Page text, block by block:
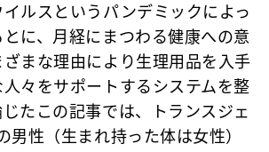
ルスというパンデミックによっ
に、月経にまつわる健康への意
まな理由により生理用品を入手
々をサポートするシステムを整
たこの記事では、トランスジェ
性（生まれ持った体は女性）